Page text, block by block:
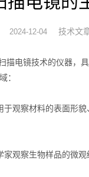
2024-12-04 技术文
电镜技术的仪器，
：
察材料的表面形貌
察生物样品的微观